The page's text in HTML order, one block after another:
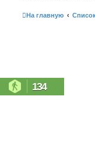
На главную
134